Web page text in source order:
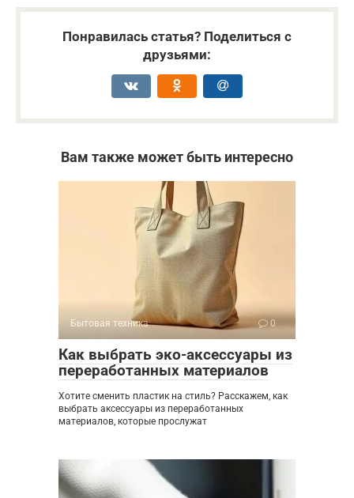
Понравилась статья? Поделиться с
друзьями:
Вам также может быть интересно
Бытовая техника 0
Как выбрать эко-аксессуары из
переработанных материалов
Хотите сменить пластик на стиль? Расскажем, как
выбрать аксессуары из переработанных
материалов, которые прослужат